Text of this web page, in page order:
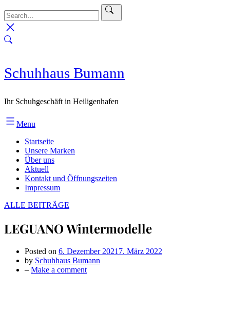
to
content
Schuhhaus Bumann
Ihr Schuhgeschäft in Heiligenhafen
Menu
Startseite
Unsere Marken
Über uns
Aktuell
Kontakt und Öffnungszeiten
Impressum
ALLE BEITRÄGE
LEGUANO Wintermodelle
Posted on 6. Dezember 2021 7. März 2022
by Schuhhaus Bumann
– Make a commenton